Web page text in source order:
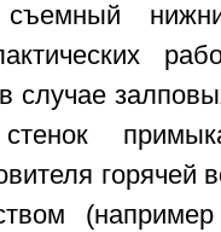
съемный
случае
стенок
горячей